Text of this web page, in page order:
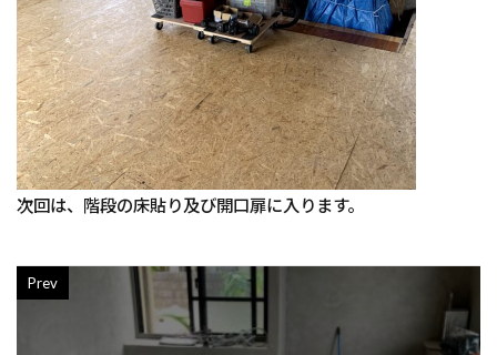
次回は、階段の床貼り及び開口扉に入ります。
Prev